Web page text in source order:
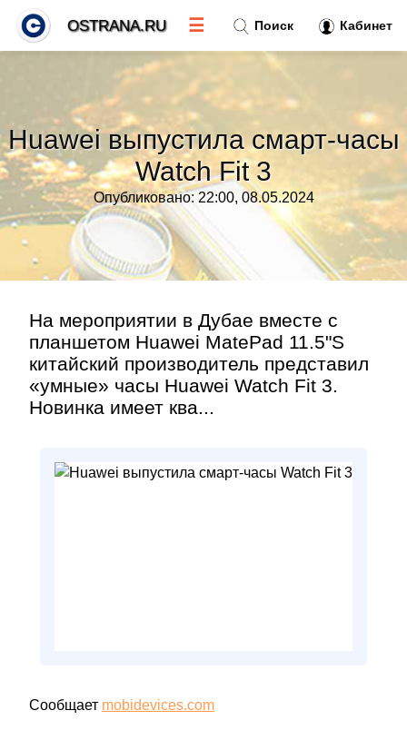
Huawei выпустила смарт-часы
Watch Fit 3
Опубликовано: 22:00, 08.05.2024
На мероприятии в Дубае вместе с
планшетом Huawei MatePad 11.5"S
китайский производитель представил
«умные» часы Huawei Watch Fit 3.
Новинка имеет ква...
Сообщает mobidevices.com
Поиск Кабинет
OSTRANA.RU ☰
Тренды новостей»
Рубрики»
Правила»
Контакт»